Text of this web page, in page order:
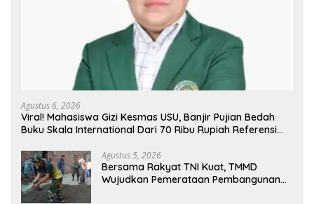
Agustus 6, 2026
Viral! Mahasiswa Gizi Kesmas USU, Banjir Pujian Bedah
Buku Skala International Dari 70 Ribu Rupiah Referensi
Agustus 5, 2026
Bersama Rakyat TNI Kuat, TMMD
Wujudkan Pemerataan Pembangunan